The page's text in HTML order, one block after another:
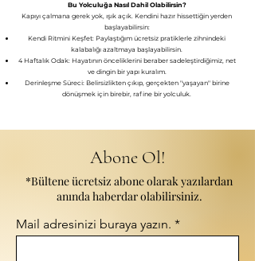
Bu Yolculuğa Nasıl Dahil Olabilirsin?
​Kapıyı çalmana gerek yok, ışık açık. Kendini hazır hissettiğin yerden
başlayabilirsin:
​Kendi Ritmini Keşfet: Paylaştığım ücretsiz pratiklerle zihnindeki
kalabalığı azaltmaya başlayabilirsin.
​4 Haftalık Odak: Hayatının önceliklerini beraber sadeleştirdiğimiz, net
ve dingin bir yapı kuralım.
​Derinleşme Süreci: Belirsizlikten çıkıp, gerçekten "yaşayan" birine
dönüşmek için birebir, rafine bir yolculuk.
Abone Ol!
*Bültene ücretsiz abone olarak yazılardan
anında haberdar olabilirsiniz.
Mail adresinizi buraya yazın.